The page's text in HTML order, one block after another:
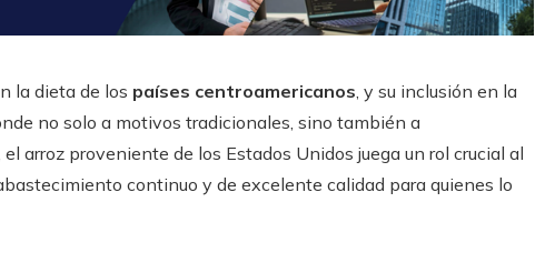
la dieta de los países centroamericanos, y su inclusión en la
no solo a motivos tradicionales, sino también a
arroz proveniente de los Estados Unidos juega un rol crucial al
continuo y de excelente calidad para quienes lo